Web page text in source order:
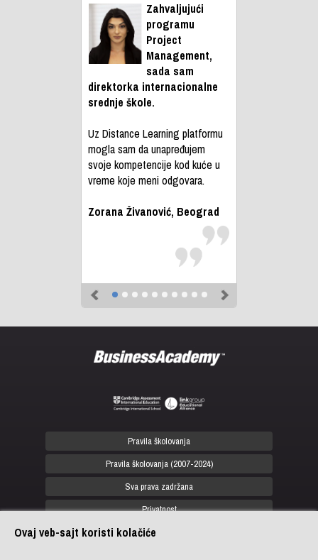
Zahvaljujući
programu
Project
Management,
sada sam
direktorka internacionalne
srednje škole.
Uz Distance Learning platformu
mogla sam da unapređujem
svoje kompetencije kod kuće u
vreme koje meni odgovara.
Zorana Živanović, Beograd
Pravila školovanja
Pravila školovanja (2007-2024)
Sva prava zadržana
Privatnost
Ovaj veb-sajt koristi kolačiće